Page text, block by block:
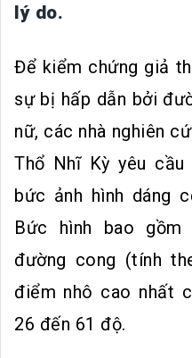
lý do.
Để kiểm chứng giả
sự bị hấp dẫn bởi
nữ, các nhà nghiên
Thổ Nhĩ Kỳ yêu
bức ảnh hình dáng
Bức hình bao
đường cong (tính
điểm nhô cao nhất
26 đến 61 độ.